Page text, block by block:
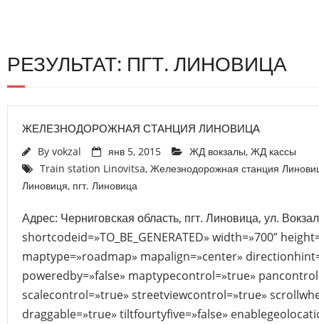
РЕЗУЛЬТАТ: ПГТ. ЛИНОВИЦА
ЖЕЛЕЗНОДОРОЖНАЯ СТАНЦИЯ ЛИНОВИЦА
By vokzal янв 5, 2015 ЖД вокзалы, ЖД кассы
Train station Linovitsa, Железнодорожная станция
Линовиця, пгт. Линовица
Адрес: Черниговская область, пгт. Линовица, ул.
shortcodeid=»TO_BE_GENERATED» width=»700″
maptype=»roadmap» mapalign=»center»
poweredby=»false» maptypecontrol=»true»
scalecontrol=»true» streetviewcontrol=»true»
draggable=»true» tiltfourtyfive=»false»